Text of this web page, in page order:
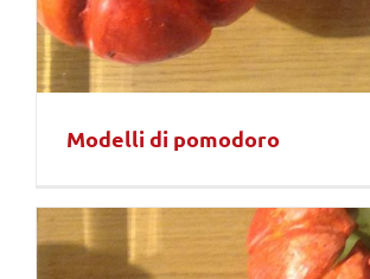
Modelli di pomodoro